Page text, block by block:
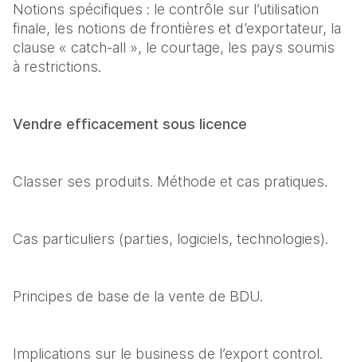
Notions spécifiques : le contrôle sur l’utilisation
finale, les notions de frontières et d’exportateur, la
clause « catch-all », le courtage, les pays soumis
à restrictions.
Vendre efficacement sous licence
Classer ses produits. Méthode et cas pratiques.
Cas particuliers (parties, logiciels, technologies).
Principes de base de la vente de BDU.
Implications sur le business de l’export control.